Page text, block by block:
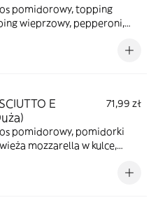
pomidorowy, topping
wieprzowy, pepperoni,
E
71,99 zł
pomidorowy, pomidorki
mozzarella w kulce,